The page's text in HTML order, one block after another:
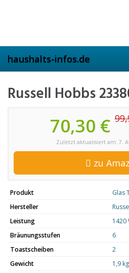
haushalts-infos.de
Russell Hobbs
70,30 €
Zuletzt aktualisiert am: 7.
zu
Produkt
Glas
Hersteller
Leistung
1420
Bräunungsstufen
6
Toastscheiben
2
Gewicht
1,9 kg